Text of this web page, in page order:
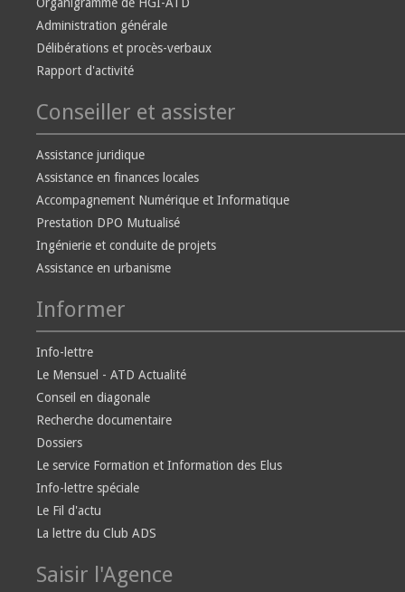
Administration générale
Délibérations et procès-verbaux
Rapport d'activité
Conseiller et assister
Assistance juridique
Assistance en finances locales
Accompagnement Numérique et Informatique
Prestation DPO Mutualisé
Ingénierie et conduite de projets
Assistance en urbanisme
Informer
Info-lettre
Le Mensuel - ATD Actualité
Conseil en diagonale
Recherche documentaire
Dossiers
Le service Formation et Information des Elus
Info-lettre spéciale
Le Fil d'actu
La lettre du Club ADS
Saisir l'Agence